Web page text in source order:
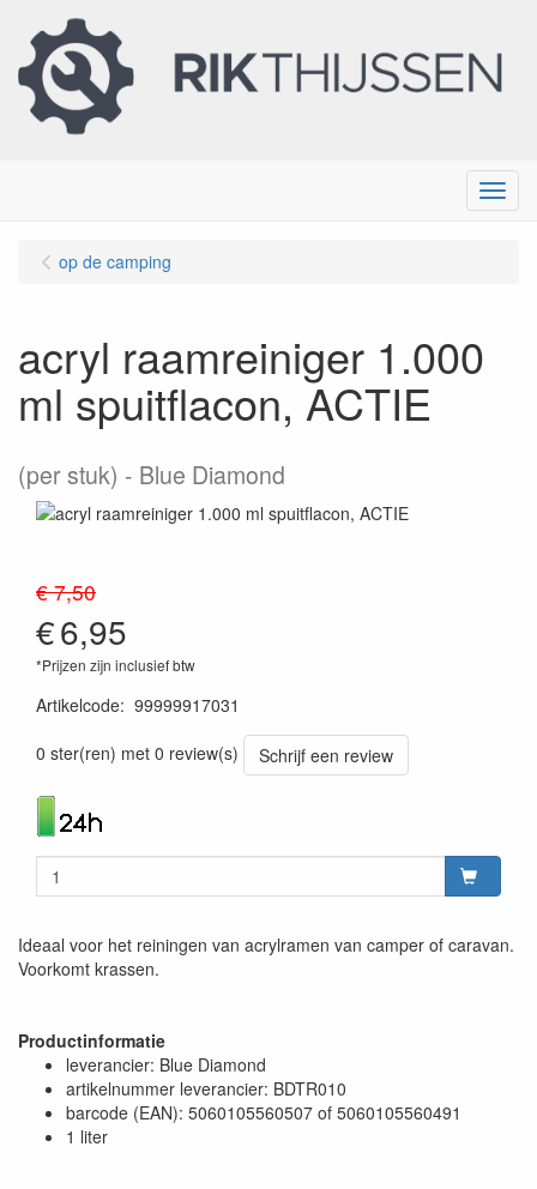
Menu
op de camping
acryl raamreiniger 1.000
ml spuitflacon, ACTIE
(per stuk) Blue Diamond
€ 7,50
€6,95
*Prijzen zijn inclusief btw
Artikelcode: 99999917031
0 ster(ren) met 0 review(s)
Schrijf een review
Ideaal voor het reiningen van acrylramen van camper of caravan.
Voorkomt krassen.
Productinformatie
leverancier: Blue Diamond
artikelnummer leverancier: BDTR010
barcode (EAN): 5060105560507 of 5060105560491
1 liter